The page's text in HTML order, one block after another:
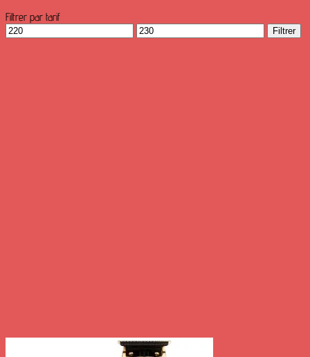
Filtrer par tarif
Prix
min
Prix
max
Filtrer